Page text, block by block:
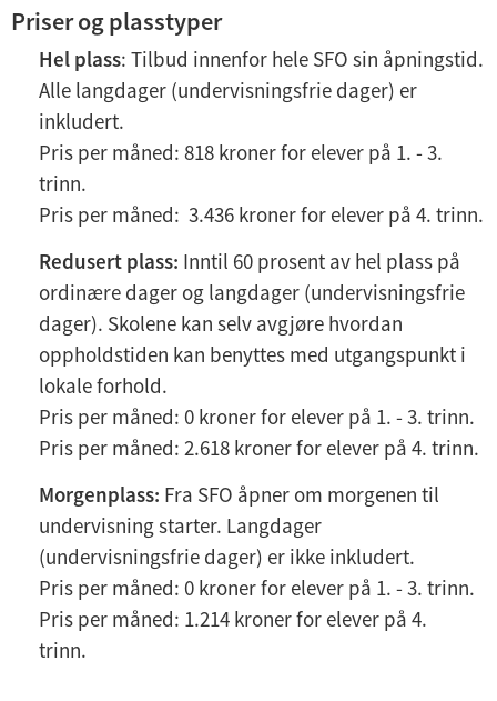
Priser og plasstyper
Hel plass: Tilbud innenfor hele SFO sin åpningstid.
Alle langdager (undervisningsfrie dager) er
inkludert.
Pris per måned: 818 kroner for elever på 1. - 3.
trinn.
Pris per måned: 3.436 kroner for elever på 4. trinn.
Redusert plass: Inntil 60 prosent av hel plass på
ordinære dager og langdager (undervisningsfrie
dager). Skolene kan selv avgjøre hvordan
oppholdstiden kan benyttes med utgangspunkt i
lokale forhold.
Pris per måned: 0 kroner for elever på 1. - 3. trinn.
Pris per måned: 2.618 kroner for elever på 4. trinn.
Morgenplass: Fra SFO åpner om morgenen til
undervisning starter. Langdager
(undervisningsfrie dager) er ikke inkludert.
Pris per måned: 0 kroner for elever på 1. - 3. trinn.
Pris per måned: 1.214 kroner for elever på 4.
trinn.